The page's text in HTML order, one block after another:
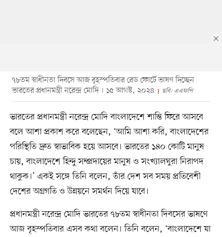
৭৮তম স্বাধীনতা দিবসে আজ বৃহস্পতিবার রেড ফোর্টে ভাষণ দিচ্ছেন
ভারতের প্রধানমন্ত্রী নরেন্দ্র মোদি । ১৫ আগস্ট, ২০২৪
ছবি: এএফপি
ভারতের প্রধানমন্ত্রী নরেন্দ্র মোদি বাংলাদেশে শান্তি ফিরে আসবে
বলে আশা প্রকাশ করে বলেছেন, ‘আমি আশা করি, বাংলাদেশের
পরিস্থিতি দ্রুত স্বাভাবিক হয়ে আসবে। ভারতের ১৪০ কোটি মানুষ
চায়, বাংলাদেশে হিন্দু সম্প্রদায়ের মানুষ ও সংখ্যালঘুরা নিরাপদ
থাকুক।’ একই সঙ্গে তিনি বলেন, তাঁর দেশ সব সময় প্রতিবেশী
দেশের অগ্রগতি ও উন্নয়নে সমর্থন দিয়ে যাবে।
প্রধানমন্ত্রী নরেন্দ্র মোদি ভারতের ৭৮তম স্বাধীনতা দিবসের ভাষণে
আজ বৃহস্পতিবার এসব কথা বলেন। তিনি বলেন, ‘বাংলাদেশে যা